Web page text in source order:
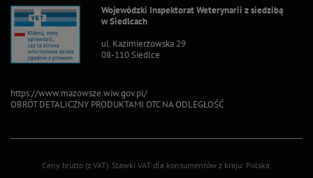
Wojewódzki Inspektorat Weterynarii z siedzibą
w Siedlcach
ul. Kazimierzowska 29
08-110 Siedlce
https://www.mazowsze.wiw.gov.pl/
OBRÓT DETALICZNY PRODUKTAMI OTC NA ODLEGŁOŚĆ
Ceny brutto (z VAT). Stawki VAT dla konsumentów z kraju: Polska